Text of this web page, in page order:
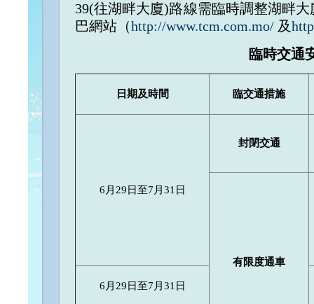
39(往湖畔大廈)路線需臨時調整湖畔
巴網站（http://www.tcm.com.mo/ 及
臨時交通
日期及 時間 臨交通措施
6月29日至7月31日
封閉交通
有限度通車
6月29日至7月31日